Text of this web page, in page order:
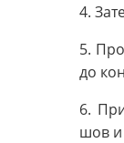
4.
5.
до
6.
шов